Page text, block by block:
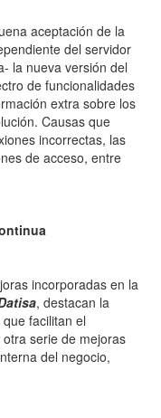
aceptación de la
del servidor
la nueva versión del
de funcionalidades
extra sobre los
Causas que
incorrectas, las
de acceso, entre
incorporadas en la
, destacan la
facilitan el
serie de mejoras
del negocio,